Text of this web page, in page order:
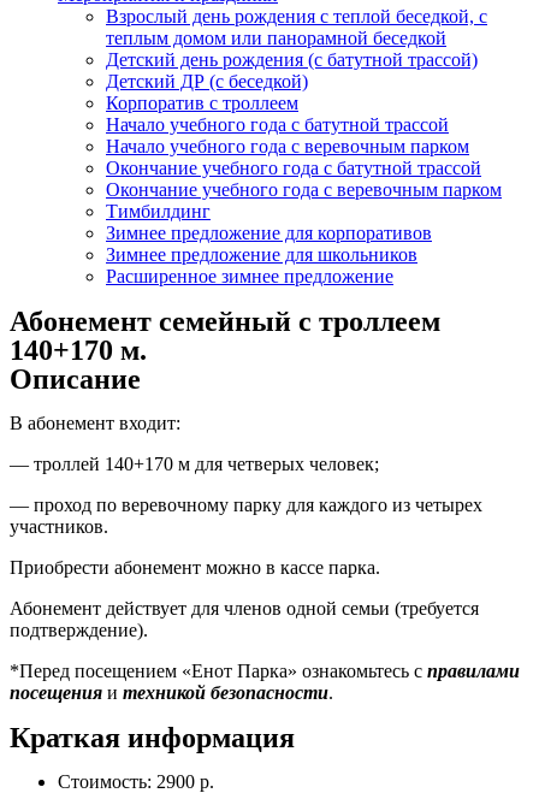
Взрослый день рождения с теплой беседкой, с
теплым домом или панорамной беседкой
Детский день рождения (с батутной трассой)
Детский ДР (с беседкой)
Корпоратив с троллеем
Начало учебного года с батутной трассой
Начало учебного года с веревочным парком
Окончание учебного года с батутной трассой
Окончание учебного года с веревочным парком
Тимбилдинг
Зимнее предложение для корпоративов
Зимнее предложение для школьников
Расширенное зимнее предложение
Абонемент семейный с троллеем
140+170 м.
Описание
В абонемент входит:
— троллей 140+170 м для четверых человек;
— проход по веревочному парку для каждого из четырех
участников.
Приобрести абонемент можно в кассе парка.
Абонемент действует для членов одной семьи (требуется
подтверждение).
*Перед посещением «Енот Парка» ознакомьтесь с правилами
посещения и техникой безопасности.
Краткая информация
Стоимость: 2900 р.